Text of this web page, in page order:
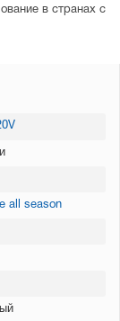
в странах с
all season